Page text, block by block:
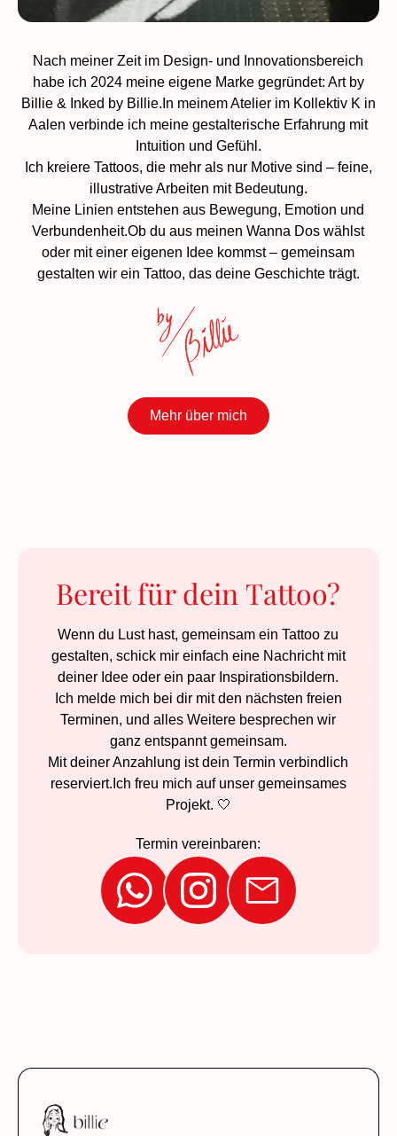
Nach meiner Zeit im Design- und Innovationsbereich
habe ich 2024 meine eigene Marke gegründet: Art by
Billie & Inked by Billie.In meinem Atelier im Kollektiv K in
Aalen verbinde ich meine gestalterische Erfahrung mit
Intuition und Gefühl.
Ich kreiere Tattoos, die mehr als nur Motive sind – feine,
illustrative Arbeiten mit Bedeutung.
Meine Linien entstehen aus Bewegung, Emotion und
Verbundenheit.Ob du aus meinen Wanna Dos wählst
oder mit einer eigenen Idee kommst – gemeinsam
gestalten wir ein Tattoo, das deine Geschichte trägt.
Mehr über mich
Bereit für dein Tattoo?
Wenn du Lust hast, gemeinsam ein Tattoo zu
gestalten, schick mir einfach eine Nachricht mit
deiner Idee oder ein paar Inspirationsbildern.
Ich melde mich bei dir mit den nächsten freien
Terminen, und alles Weitere besprechen wir
ganz entspannt gemeinsam.
Mit deiner Anzahlung ist dein Termin verbindlich
reserviert.Ich freu mich auf unser gemeinsames
Projekt. 🤍
Termin vereinbaren: